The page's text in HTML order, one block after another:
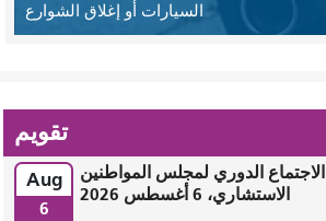
السيارات أو إغلاق الشوارع
تقويم
Aug
6
الاجتماع الدوري لمجلس المواطنين
الاستشاري، 6 أغسطس 2026